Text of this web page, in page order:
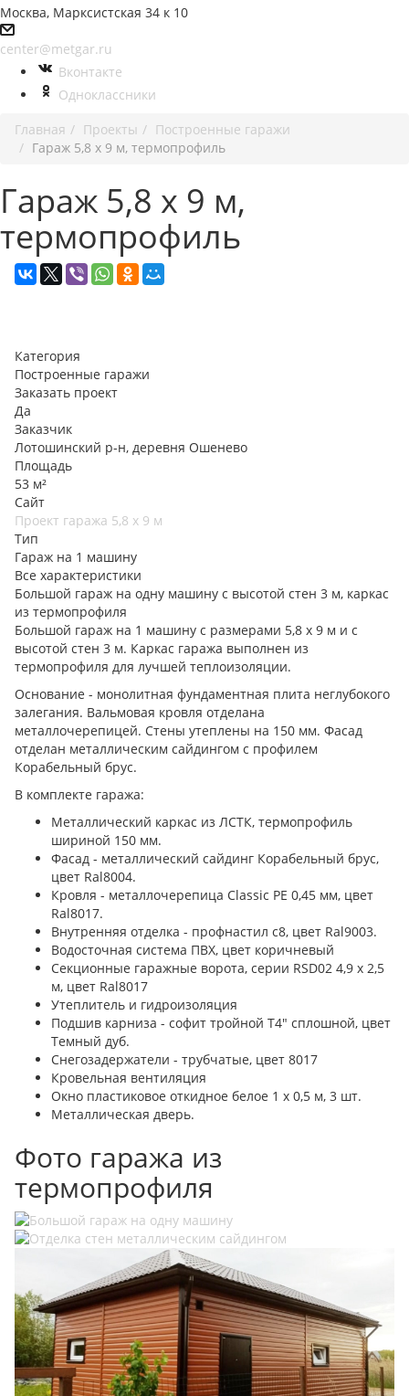
Москва, Марксистская 34 к 10
center@metgar.ru
Вконтакте
Одноклассники
Главная
Проекты
Построенные гаражи
Гараж 5,8 х 9 м, термопрофиль
Гараж 5,8 х 9 м,
термопрофиль
Категория
Построенные гаражи
Заказать проект
Да
Заказчик
Лотошинский р-н, деревня Ошенево
Площадь
53 м²
Сайт
Проект гаража 5,8 х 9 м
Тип
Гараж на 1 машину
Все характеристики
Большой гараж на одну машину с высотой стен 3 м, каркас
из термопрофиля
Большой гараж на 1 машину с размерами 5,8 х 9 м и с
высотой стен 3 м. Каркас гаража выполнен из
термопрофиля для лучшей теплоизоляции.
Основание - монолитная фундаментная плита неглубокого
залегания. Вальмовая кровля отделана
металлочерепицей. Стены утеплены на 150 мм. Фасад
отделан металлическим сайдингом с профилем
Корабельный брус.
В комплекте гаража:
Металлический каркас из ЛСТК, термопрофиль
шириной 150 мм.
Фасад - металлический сайдинг Корабельный брус,
цвет Ral8004.
Кровля - металлочерепица Classic PE 0,45 мм, цвет
Ral8017.
Внутренняя отделка - профнастил с8, цвет Ral9003.
Водосточная система ПВХ, цвет коричневый
Секционные гаражные ворота, серии RSD02 4,9 х 2,5
м, цвет Ral8017
Утеплитель и гидроизоляция
Подшив карниза - софит тройной Т4" сплошной, цвет
Темный дуб.
Снегозадержатели - трубчатые, цвет 8017
Кровельная вентиляция
Окно пластиковое откидное белое 1 х 0,5 м, 3 шт.
Металлическая дверь.
Фото гаража из
термопрофиля